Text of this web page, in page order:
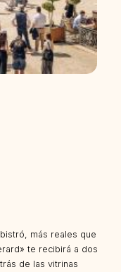
más reales que
te recibirá a dos
de las vitrinas